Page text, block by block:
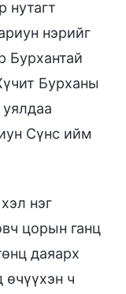
нутагт
нэрийг
Бурхантай
Бурханы
уялдаа
Сүнс ийм
нэг
цорын ганц
даяарх
өчүүхэн ч